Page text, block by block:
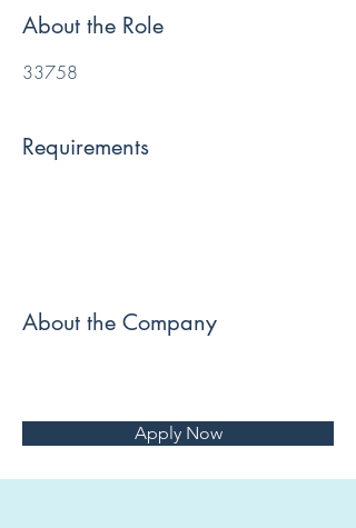
About the Role
33758
Requirements
About the Company
Apply Now